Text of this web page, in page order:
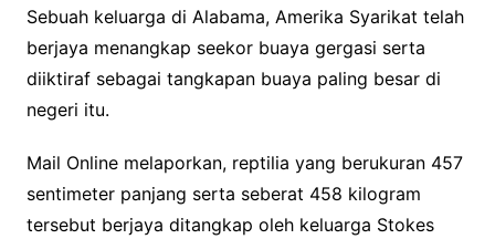
Sebuah keluarga di Alabama, Amerika Syarikat telah
berjaya menangkap seekor buaya gergasi serta
diiktiraf sebagai tangkapan buaya paling besar di
negeri itu.
Mail Online melaporkan, reptilia yang berukuran 457
sentimeter panjang serta seberat 458 kilogram
tersebut berjaya ditangkap oleh keluarga Stokes